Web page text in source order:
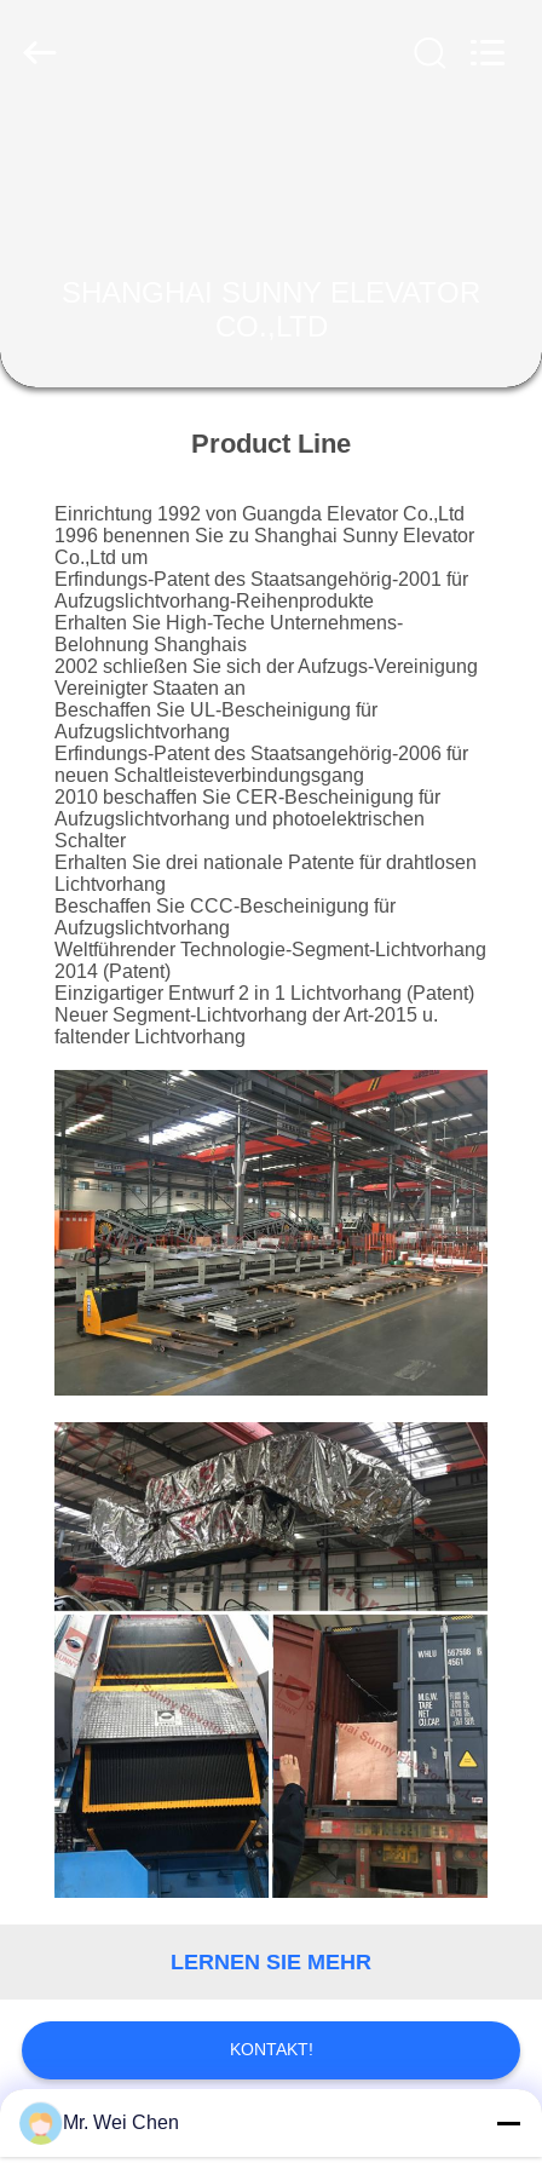
ÜBER
UNS
AUSFLUG
QUALITÄTSKONTROLLE
TRETEN
MIT
UNS
VERBINDUNG
FORDERN
SIE EIN
ZITAT
SITEMAP
PRIVACY
POLICY
Product Line
Einrichtung 1992 von Guangda Elevator Co.,Ltd
1996 benennen Sie zu Shanghai Sunny Elevator
Co.,Ltd um
Erfindungs-Patent des Staatsangehörig-2001 für
Aufzugslichtvorhang-Reihenprodukte
Erhalten Sie High-Teche Unternehmens-
Belohnung Shanghais
2002 schließen Sie sich der Aufzugs-Vereinigung
Vereinigter Staaten an
Beschaffen Sie UL-Bescheinigung für
Aufzugslichtvorhang
Erfindungs-Patent des Staatsangehörig-2006 für
neuen Schaltleisteverbindungsgang
2010 beschaffen Sie CER-Bescheinigung für
Aufzugslichtvorhang und photoelektrischen
Schalter
Erhalten Sie drei nationale Patente für drahtlosen
Lichtvorhang
Beschaffen Sie CCC-Bescheinigung für
Aufzugslichtvorhang
Weltführender Technologie-Segment-Lichtvorhang
2014 (Patent)
Einzigartiger Entwurf 2 in 1 Lichtvorhang (Patent)
Neuer Segment-Lichtvorhang der Art-2015 u.
faltender Lichtvorhang
LERNEN SIE MEHR
KONTAKT!
Mr. Wei Chen